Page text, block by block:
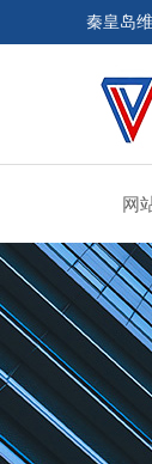
秦皇岛
网